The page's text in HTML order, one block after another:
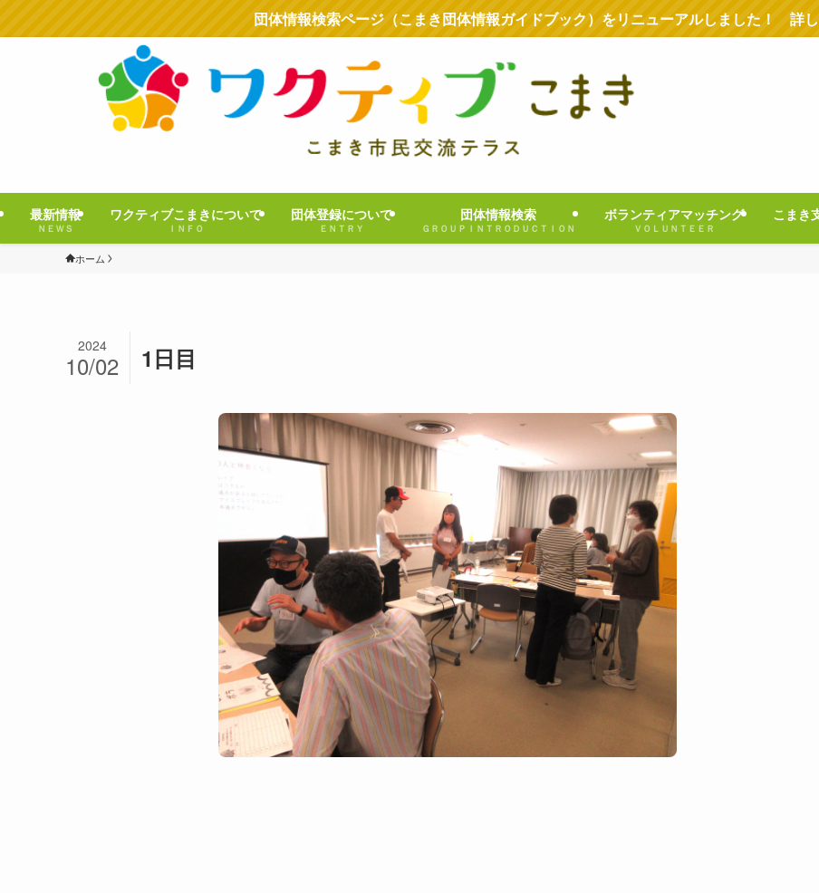
団体情報検索ページ（こまき団体情報ガイドブック）をリニューアルしました！ 詳
最新情報
ＮＥＷＳ
ワクティブこまきについて
ＩＮＦＯ
団体登録について
ＥＮＴＲＹ
団体情報検索
ＧＲＯＵＰＩＮＴＲＯＤＵＣＴＩＯＮ
ボランティアマッチング
ＶＯＬＵＮＴＥＥＲ
こまき
ホーム
1日目
2024
10/02